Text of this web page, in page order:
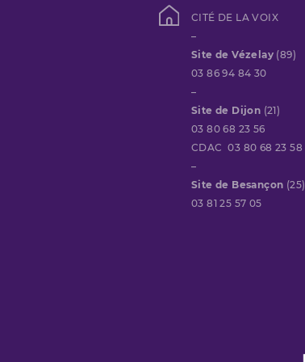
CITÉ DE LA VOIX
–
Site de Vézelay (89)
03 86 94 84 30
–
Site de Dijon (21)
03 80 68 23 56
CDAC 03 80 68 23 58
–
Site de Besançon (25)
03 81 25 57 05